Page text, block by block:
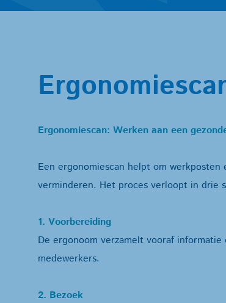
Ergonomiescan: Werken aan een
Een ergonomiescan helpt om
verminderen. Het proces verloopt in drie
1. Voorbereiding
De ergonoom verzamelt vooraf
medewerkers.
2. Bezoek